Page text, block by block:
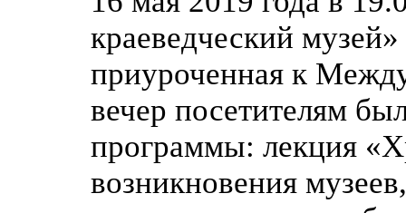
краеведческий
приуроченная к
вечер посетителям
программы: лекция
возникновения